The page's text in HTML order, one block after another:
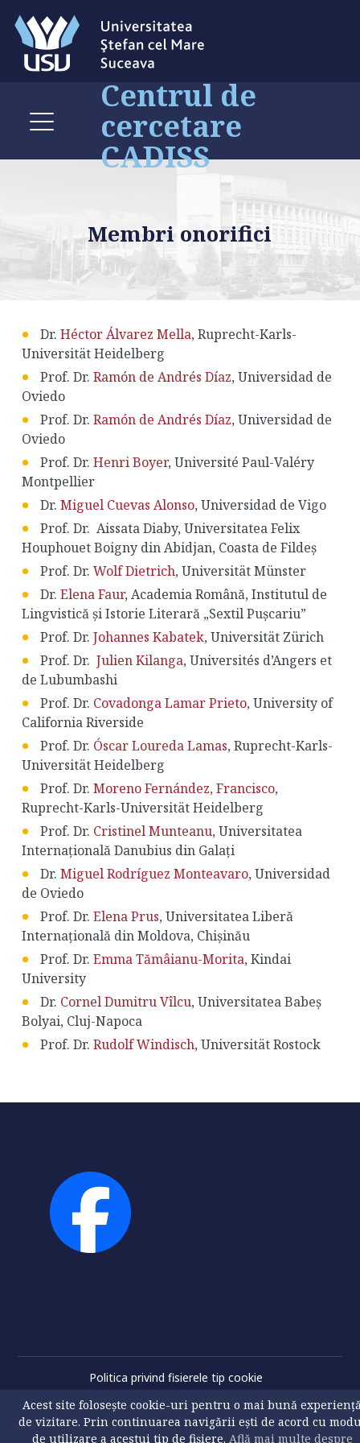
Centrul de
cercetare
CADISS
Membri onorifici
Dr. Héctor Álvarez Mella, Ruprecht-Karls-
Universität Heidelberg
Prof. Dr.Ramón de Andrés Díaz, Universidad de
Oviedo
Prof. Dr.Ramón de Andrés Díaz, Universidad de
Oviedo
Prof. Dr.Henri Boyer, Université Paul-Valéry
Montpellier
Dr. Miguel Cuevas Alonso, Universidad de Vigo
Prof. Dr. Aissata Diaby, Universitatea Felix
Houphouet Boigny din Abidjan, Coasta de Fildeș
Prof. Dr.Wolf Dietrich, Universität Münster
Dr.Elena Faur, Academia Română, Institutul de
Lingvistică și Istorie Literară „Sextil Pușcariu”
Prof. Dr. Johannes Kabatek, Universität Zürich
Prof. Dr. Julien Kilanga, Universités d’Angers et
de Lubumbashi
Prof. Dr. Covadonga Lamar Prieto, University of
California Riverside
Prof. Dr. Óscar Loureda Lamas, Ruprecht-Karls-
Universität Heidelberg
Prof. Dr.Moreno Fernández, Francisco,
Ruprecht-Karls-Universität Heidelberg
Prof. Dr. Cristinel Munteanu, Universitatea
Internațională Danubius din Galați
Dr.Miguel Rodríguez Monteavaro, Universidad
de Oviedo
Prof. Dr.Elena Prus, Universitatea Liberă
Internațională din Moldova, Chișinău
Prof. Dr.Emma Tămâianu-Morita, Kindai
University
Dr. Cornel Dumitru Vîlcu, Universitatea Babeș
Bolyai, Cluj-Napoca
Prof. Dr.Rudolf Windisch, Universität Rostock
Politica privind fisierele tip cookie
Acest site folosește cookie-uri pentru o mai bună
de vizitare. Prin continuarea navigării ești de acord cu
de utilizare a acestui tip de fișiere. Află mai multe despre